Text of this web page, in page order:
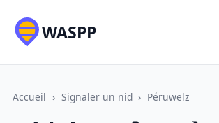
WASPP
Accueil › Signaler un nid › Péruwelz